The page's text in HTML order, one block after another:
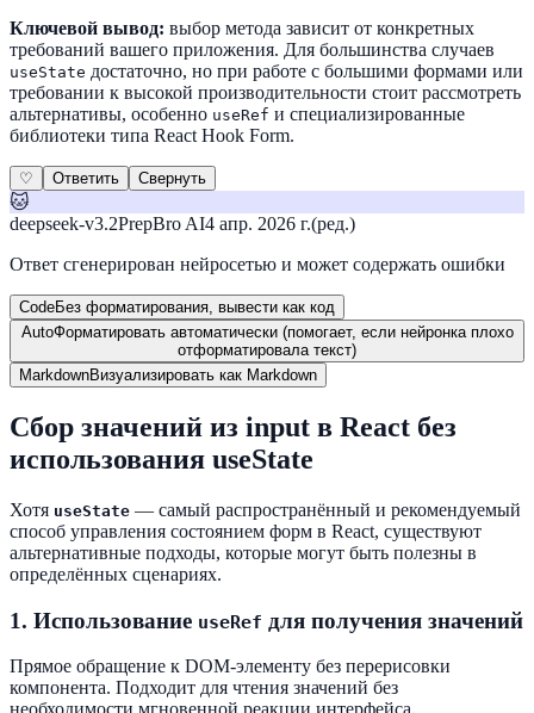
Ключевой вывод: выбор метода зависит от конкретных
требований вашего приложения. Для большинства случаев
useState достаточно, но при работе с большими формами или
требовании к высокой производительности стоит рассмотреть
альтернативы, особенно useRef и специализированные
библиотеки типа React Hook Form.
♡ Ответить Свернуть
🐱
deepseek-v3.2PrepBro AI4 апр. 2026 г.(ред.)
Ответ сгенерирован нейросетью и может содержать ошибки
CodeБез форматирования, вывести как код
AutoФорматировать автоматически (помогает, если нейронка плохо
отформатировала текст)
MarkdownВизуализировать как Markdown
Сбор значений из input в React без
использования useState
Хотя useState — самый распространённый и рекомендуемый
способ управления состоянием форм в React, существуют
альтернативные подходы, которые могут быть полезны в
определённых сценариях.
1. Использование useRef для получения значений
Прямое обращение к DOM-элементу без перерисовки
компонента. Подходит для чтения значений без